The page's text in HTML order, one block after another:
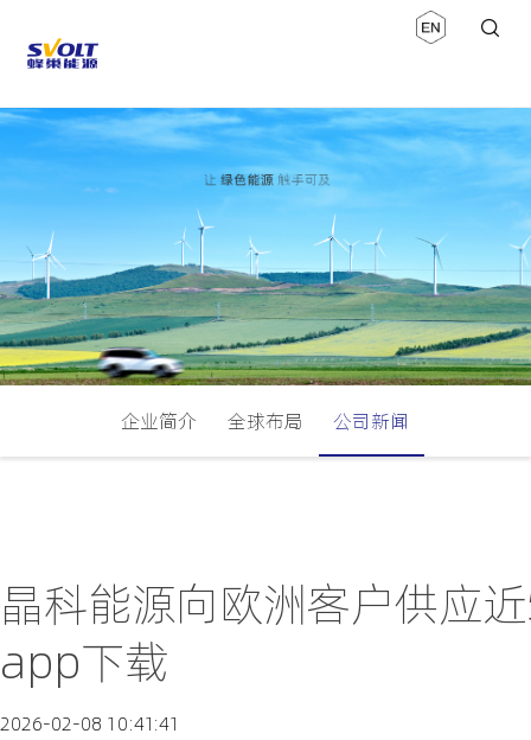
企业简介 全球布局 公司新闻
晶科能源向欧洲客户供应
app下载
2026-02-08 10:41:41